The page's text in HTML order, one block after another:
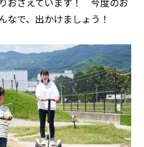
なで、出かけましょう！